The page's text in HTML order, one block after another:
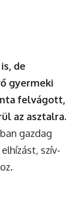
de
gyermeki
felvágott,
az asztalra.
gazdag
szív-